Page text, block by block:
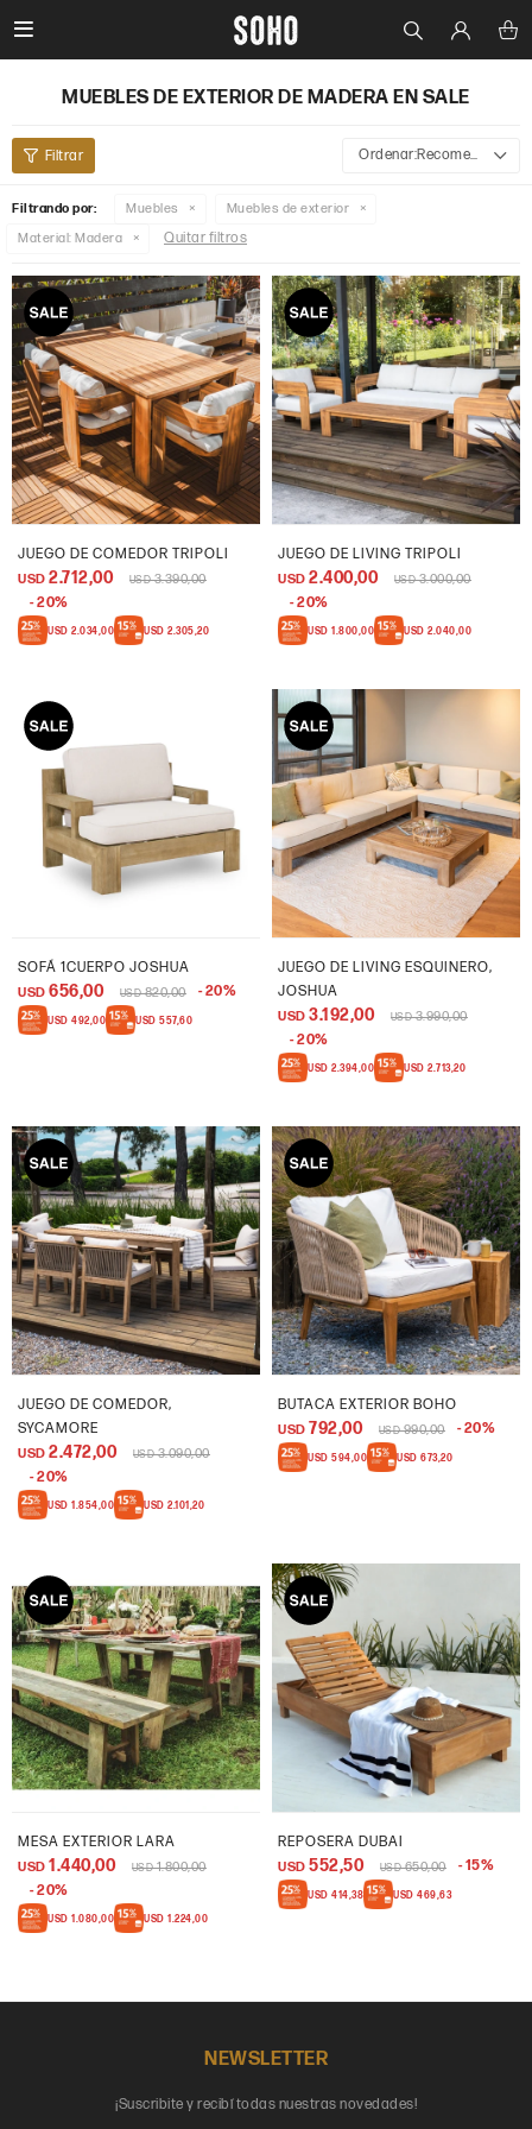

MUEBLES DE EXTERIOR DE MADERA EN SALE
Recomendados
Filtrando por: Muebles
Muebles de exterior
Material: Madera Quitar filtros
JUEGO DE COMEDOR TRIPOLI
USD 2.712,00 USD 3.390,00
20
USD 2.034,00 USD 2.305,20
JUEGO DE LIVING TRIPOLI
USD 2.400,00 USD 3.000,00
20
USD 1.800,00 USD 2.040,00
SOFÁ 1CUERPO JOSHUA
USD 656,00 USD 820,00 20
USD 492,00 USD 557,60
JUEGO DE LIVING ESQUINERO,
JOSHUA
USD 3.192,00 USD 3.990,00
20
USD 2.394,00 USD 2.713,20
JUEGO DE COMEDOR,
SYCAMORE
USD 2.472,00 USD 3.090,00
20
USD 1.854,00 USD 2.101,20
BUTACA EXTERIOR BOHO
USD 792,00 USD 990,00 20
USD 594,00 USD 673,20
MESA EXTERIOR LARA
USD 1.440,00 USD 1.800,00
20
USD 1.080,00 USD 1.224,00
REPOSERA DUBAI
USD 552,50 USD 650,00 15
USD 414,38 USD 469,63
NEWSLETTER
¡Suscribite y recibí todas nuestras novedades!